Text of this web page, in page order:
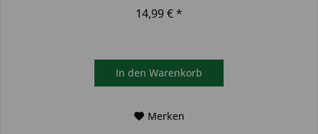
14,99 € *
In den Warenkorb
Merken